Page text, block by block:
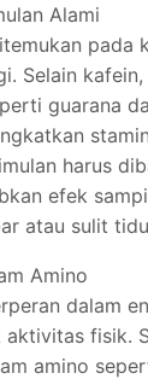
Alami
pada
Selain
guarana
harus
efek
atau sulit
Amino
dalam
fisik.
amino